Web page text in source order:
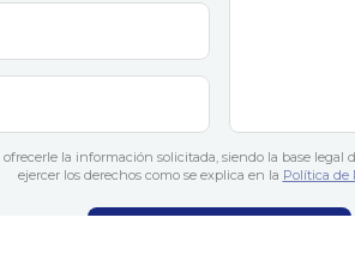
la información solicitada, siendo la base
ejercer los derechos como se explica en la Política de